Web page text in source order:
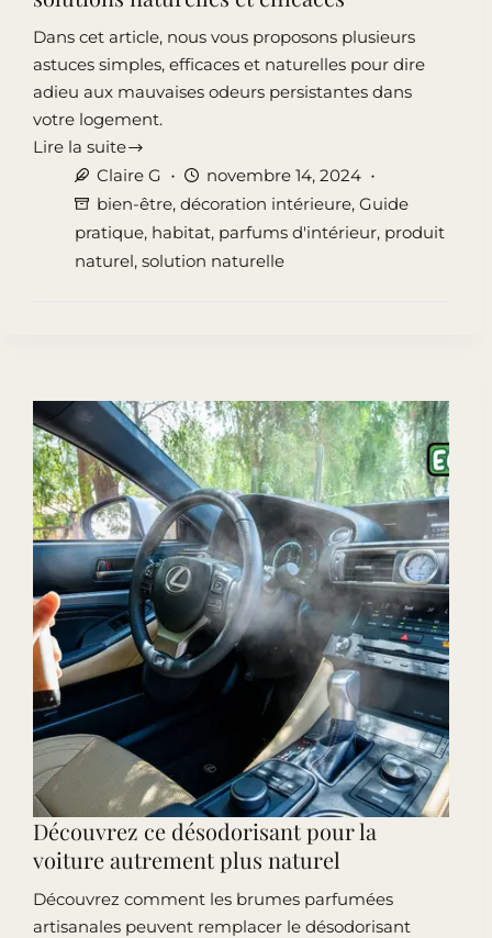
Dans cet article, nous vous proposons plusieurs
astuces simples, efficaces et naturelles pour dire
adieu aux mauvaises odeurs persistantes dans
votre logement.
Lire la suite
Eliminer
mauvaises
odeurs
efficaces
Claire G
novembre 14, 2024
bien-être, décoration intérieure, Guide
pratique, habitat, parfums d'intérieur, produit
naturel, solution naturelle
Découvrez ce désodorisant pour la
voiture autrement plus naturel
Découvrez comment les brumes parfumées
artisanales peuvent remplacer le désodorisant